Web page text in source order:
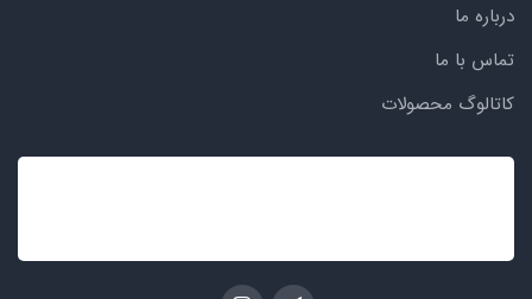
درباره ما
تماس با ما
کاتالوگ محصولات